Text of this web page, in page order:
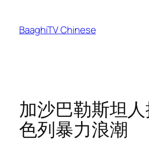
content
BaaghiTV Chinese
加沙巴勒斯坦
色列暴力浪潮